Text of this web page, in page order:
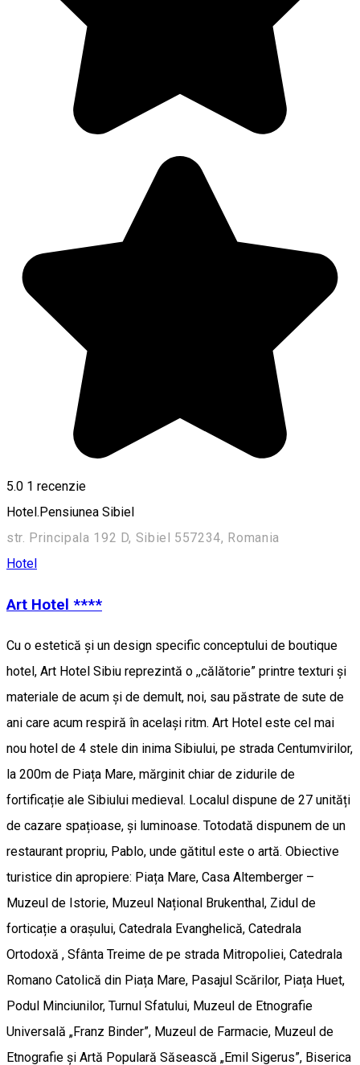
5.0 1 recenzie
Hotel.Pensiunea Sibiel
str. Principala 192 D, Sibiel 557234, Romania
Hotel
Art Hotel ****
Cu o estetică și un design specific conceptului de boutique
hotel, Art Hotel Sibiu reprezintă o ,,călătorie” printre texturi și
materiale de acum și de demult, noi, sau păstrate de sute de
ani care acum respiră în același ritm. Art Hotel este cel mai
nou hotel de 4 stele din inima Sibiului, pe strada Centumvirilor,
la 200m de Piața Mare, mărginit chiar de zidurile de
fortificație ale Sibiului medieval. Localul dispune de 27 unități
de cazare spațioase, și luminoase. Totodată dispunem de un
restaurant propriu, Pablo, unde gătitul este o artă. Obiective
turistice din apropiere: Piața Mare, Casa Altemberger –
Muzeul de Istorie, Muzeul Național Brukenthal, Zidul de
forticație a orașului, Catedrala Evanghelică, Catedrala
Ortodoxă , Sfânta Treime de pe strada Mitropoliei, Catedrala
Romano Catolică din Piața Mare, Pasajul Scărilor, Piața Huet,
Podul Minciunilor, Turnul Sfatului, Muzeul de Etnografie
Universală „Franz Binder”, Muzeul de Farmacie, Muzeul de
Etnografie și Artă Populară Săsească „Emil Sigerus”, Biserica